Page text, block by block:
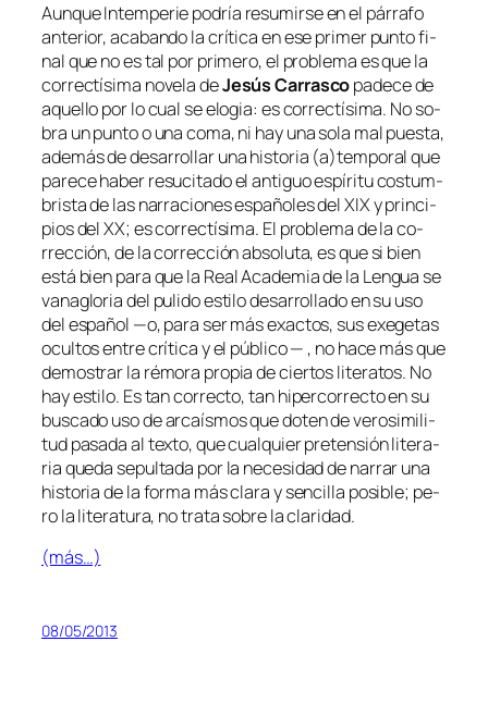
AunqueIntemperiepo­dría re­su­mir­se en el pá­rra­fo
an­te­rior, aca­ban­do la crí­ti­ca en ese pri­mer pun­to fi­
nal que no es tal por pri­me­ro, el pro­ble­ma es que la
co­rrec­tí­si­ma no­ve­la deJesús Carrascopa­de­ce de
aque­llo por lo cual se elo­gia: es co­rrec­tí­si­ma. No so­
bra un pun­to o una co­ma, ni hay una so­la mal pues­ta,
ade­más de de­sa­rro­llar una his­to­ria (a)temporal que
pa­re­ce ha­ber re­su­ci­ta­do el an­ti­guo es­pí­ri­tu cos­tum­
bris­ta de las na­rra­cio­nes es­pa­ño­les del XIX y prin­ci­
pios del XX; es co­rrec­tí­si­ma. El pro­ble­ma de la co­
rrec­ción, de la co­rrec­ción ab­so­lu­ta, es que si bien
es­tá bien pa­ra que la Real Academia de la Lengua se
va­na­glo­ria del pu­li­do es­ti­lo de­sa­rro­lla­do en su uso
del es­pa­ñol —o, pa­ra ser más exac­tos, sus exege­tas
ocul­tos en­tre crí­ti­ca y el pú­bli­co — , no ha­ce más que
de­mos­trar la ré­mo­ra pro­pia de cier­tos li­te­ra­tos. No
hay es­ti­lo. Es tan co­rrec­to, tanhi­per­co­rrec­toen su
bus­ca­do uso de ar­caís­mos que do­ten de ve­ro­si­mi­li­
tud pa­sa­da al tex­to, que cual­quier pre­ten­sión li­te­ra­
ria que­da se­pul­ta­da por la ne­ce­si­dad de na­rrar una
his­to­ria de la for­ma más cla­ra y sen­ci­lla po­si­ble; pe­
ro la li­te­ra­tu­ra, no tra­ta so­bre la claridad.
(más…)
08/05/2013